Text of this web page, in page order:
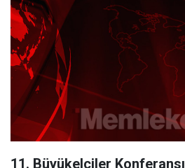
11. Büyükelçiler Konferansı